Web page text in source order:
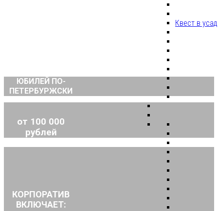
Квест в
ЮБИЛЕЙ ПО-
ПЕТЕРБУРЖСКИ
от 100 000
рублей
КОРПОРАТИВ
ВКЛЮЧАЕТ: